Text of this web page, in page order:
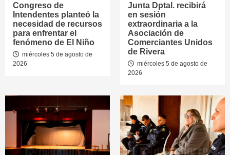
Congreso de
Intendentes planteó la
necesidad de recursos
para enfrentar el
fenómeno de El Niño
miércoles 5 de agosto de
2026
Junta Dptal. recibirá
en sesión
extraordinaria a la
Asociación de
Comerciantes Unidos
de Rivera
miércoles 5 de agosto de
2026